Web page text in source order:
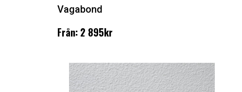
Vagabond
Från: 2 895kr